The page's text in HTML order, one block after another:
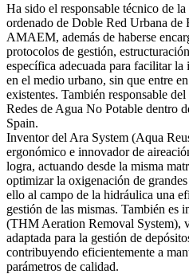
Ha sido el responsable técnico de
ordenado de Doble Red Urbana de
AMAEM, además de haberse
protocolos de gestión,
específica adecuada para facilitar la
en el medio urbano, sin que entre
existentes. También responsable
Redes de Agua No Potable dentro
Spain.
Inventor del Ara System (Aqua
ergonómico e innovador de
logra, actuando desde la misma
optimizar la oxigenación de
ello al campo de la hidráulica una
gestión de las mismas. También
(THM Aeration Removal System),
adaptada para la gestión de
contribuyendo eficientemente a
parámetros de calidad.